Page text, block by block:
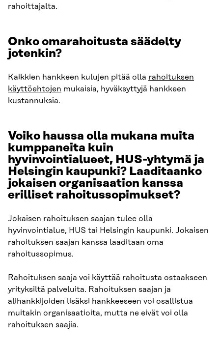
rahoittajalta.
Onko omarahoitusta säädelty
jotenkin?
Kaikkien hankkeen kulujen pitää olla rahoituksen
käyttöehtojen mukaisia, hyväksyttyjä hankkeen
kustannuksia.
Voiko haussa olla mukana muita
kumppaneita kuin
hyvinvointialueet, HUS-yhtymä ja
Helsingin kaupunki? Laaditaanko
jokaisen organisaation kanssa
erilliset rahoitussopimukset?
Jokaisen rahoituksen saajan tulee olla
hyvinvointialue, HUS tai Helsingin kaupunki. Jokaisen
rahoituksen saajan kanssa laaditaan oma
rahoitussopimus.
Rahoituksen saaja voi käyttää rahoitusta ostaakseen
yrityksiltä palveluita. Rahoituksen saajan ja
alihankkijoiden lisäksi hankkeeseen voi osallistua
muitakin organisaatioita, mutta ne eivät voi olla
rahoituksen saajia.